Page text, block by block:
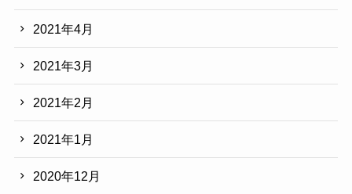
2021年4月
2021年3月
2021年2月
2021年1月
2020年12月